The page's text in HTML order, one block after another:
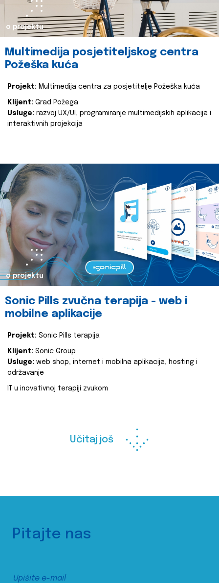
o projektu
Multimedija posjetiteljskog centra
Požeška kuća
Projekt: Multimedija centra za posjetitelje Požeška kuća
Klijent: Grad Požega
Usluge: razvoj UX/UI, programiranje multimedijskih aplikacija i
interaktivnih projekcija
o projektu
Sonic Pills zvučna terapija - web i
mobilne aplikacije
Projekt: Sonic Pills terapija
Klijent: Sonic Group
Usluge: web shop, internet i mobilna aplikacija, hosting i
održavanje
IT u inovativnoj terapiji zvukom
Učitaj još
Pitajte nas